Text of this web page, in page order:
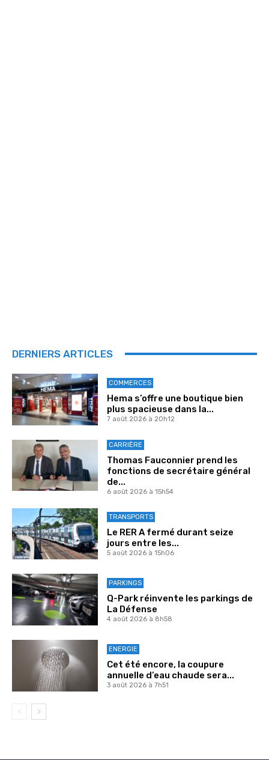
DERNIERS ARTICLES
COMMERCES
Hema s’offre une boutique bien
plus spacieuse dans la...
7 août 2026 à 20h12
CARRIÈRE
Thomas Fauconnier prend les
fonctions de secrétaire général
de...
6 août 2026 à 15h54
TRANSPORTS
Le RER A fermé durant seize
jours entre les...
5 août 2026 à 15h06
PARKINGS
Q-Park réinvente les parkings de
La Défense
4 août 2026 à 8h58
ENERGIE
Cet été encore, la coupure
annuelle d’eau chaude sera...
3 août 2026 à 7h51